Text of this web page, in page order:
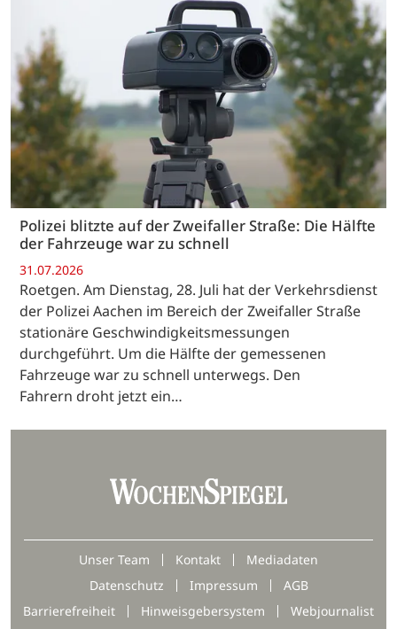
Polizei blitzte auf der Zweifaller Straße: Die Hälfte
der Fahrzeuge war zu schnell
31.07.2026
Roetgen. Am Dienstag, 28. Juli hat der Verkehrsdienst
der Polizei Aachen im Bereich der Zweifaller Straße
stationäre Geschwindigkeitsmessungen
durchgeführt. Um die Hälfte der gemessenen
Fahrzeuge war zu schnell unterwegs. Den
Fahrern droht jetzt ein…
Unser Team Kontakt
Mediadaten
Datenschutz
Impressum
AGB
Barrierefreiheit
Hinweisgebersystem Webjournalist